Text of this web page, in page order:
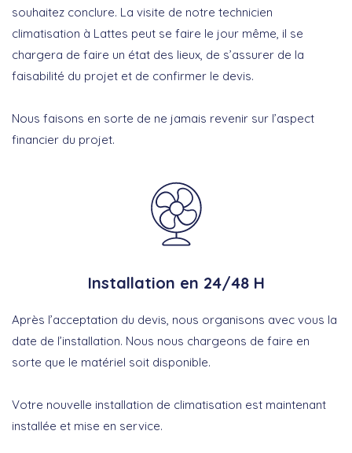
souhaitez conclure. La visite de notre technicien
climatisation à Lattes peut se faire le jour même, il se
chargera de faire un état des lieux, de s’assurer de la
faisabilité du projet et de confirmer le devis.
Nous faisons en sorte de ne jamais revenir sur l’aspect
financier du projet.
Installation en 24/48 H
Après l’acceptation du devis, nous organisons avec vous la
date de l’installation. Nous nous chargeons de faire en
sorte que le matériel soit disponible.
Votre nouvelle installation de climatisation est maintenant
installée et mise en service.